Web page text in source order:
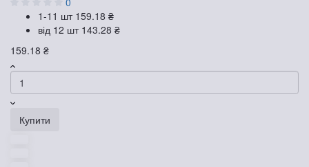
1-11 шт 159.18 ₴
від 12 шт 143.28 ₴
159.18 ₴
Купити